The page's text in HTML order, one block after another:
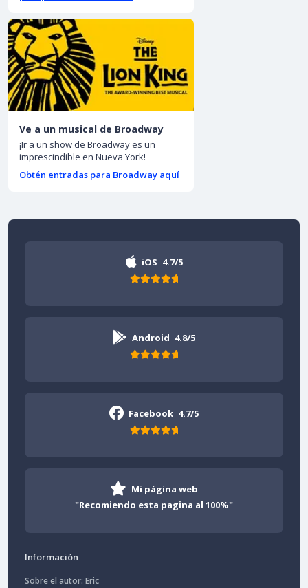
Ve a un musical de Broadway
¡Ir a un show de Broadway es un
imprescindible en Nueva York!
Obtén entradas para Broadway aquí
iOS 4.7/5
Android 4.8/5
Facebook 4.7/5
Mi página web
"Recomiendo esta pagina al 100%"
Información
Sobre el autor: Eric